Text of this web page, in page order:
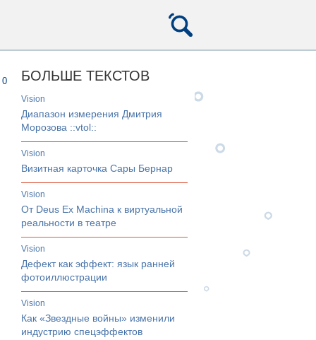
0 БОЛЬШЕ ТЕКСТОВ
vision
Диапазон измерения Дмитрия
Морозова ::vtol::
vision
Визитная карточка Сары Бернар
vision
От Deus Ex Machina к виртуальной
реальности в театре
vision
Дефект как эффект: язык ранней
фотоиллюстрации
vision
Как «Звездные войны» изменили
индустрию спецэффектов